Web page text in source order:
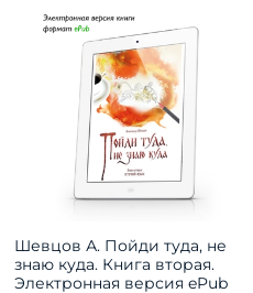
Шевцов А. Пойди туда, не
знаю куда. Книга вторая.
Электронная версия ePub